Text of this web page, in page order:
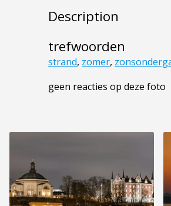
Description
trefwoorden
strand, zomer,
geen reacties op deze foto